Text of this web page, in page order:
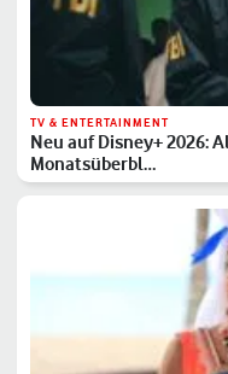
TV & ENTERTAINMENT
Neu auf Disney+ 2026:
Monatsüberbl…